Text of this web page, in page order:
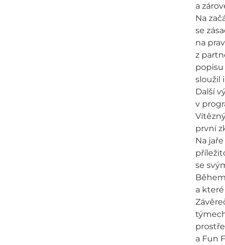
a
Na
se
na
z
popisu
sloužil
Další
v
první
Na
se
a
a Fun